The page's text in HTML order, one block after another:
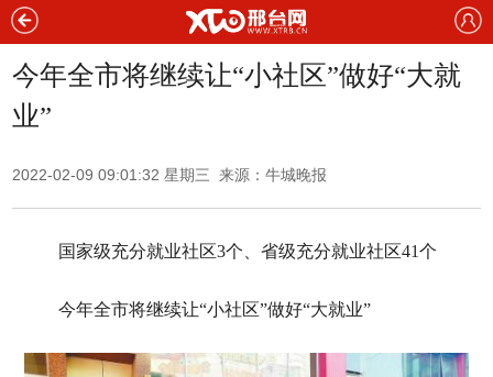
今年全市将继续让“小社区”做好“大就
业”
2022-02-09 09:01:32 星期三 来源：牛城晚报
国家级充分就业社区3个、省级充分就业社区41个
今年全市将继续让“小社区”做好“大就业”